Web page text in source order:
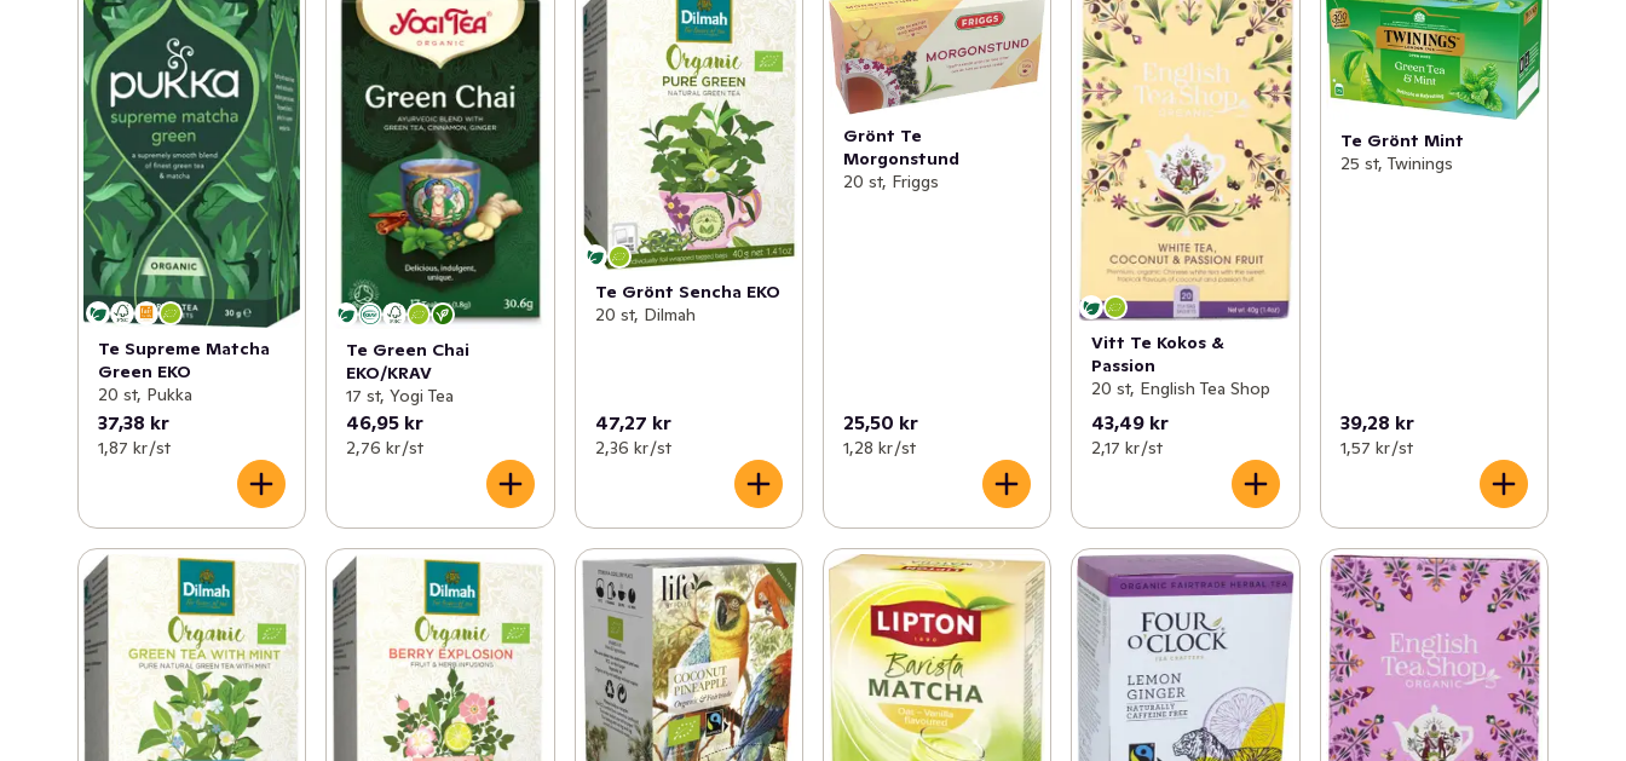
Te Supreme Matcha
Green EKO
20 st, Pukka
37,38 kr
1,87 kr /st
Te Green Chai
EKO/KRAV
17 st, Yogi Tea
46,95 kr
2,76 kr /st
Te Grönt Sencha EKO
20 st, Dilmah
47,27 kr
2,36 kr /st
Grönt Te
Morgonstund
20 st, Friggs
25,50 kr
1,28 kr /st
Vitt Te Kokos &
Passion
20 st, English Tea Shop
43,49 kr
2,17 kr /st
Te Grönt Mint
25 st, Twinings
39,28 kr
1,57 kr /st